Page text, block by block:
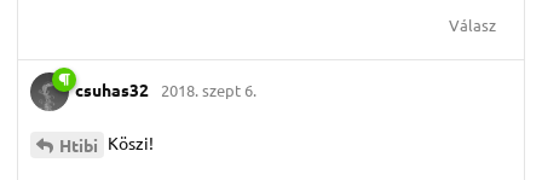
Válasz
csuhas32 2018. szept 6.
Htibi Köszi!